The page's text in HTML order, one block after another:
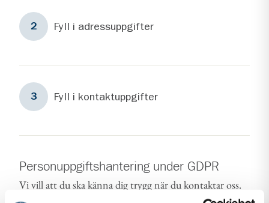
2 Steg2
Fyll i adressuppgifter
3 Steg3
Fyll i kontaktuppgifter
Personuppgiftshantering under GDPR
Vi vill att du ska känna dig trygg när du kontaktar oss.